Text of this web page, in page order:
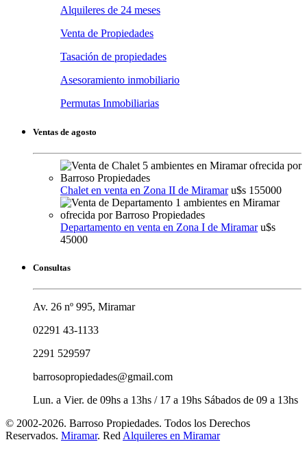
Alquileres de 24 meses
Venta de Propiedades
Tasación de propiedades
Asesoramiento inmobiliario
Permutas Inmobiliarias
Ventas de agosto
Chalet en venta en Zona II de Miramar u$s 155000
Departamento en venta en Zona I de Miramar u$s
45000
Consultas
Av. 26 nº 995, Miramar
02291 43-1133
2291 529597
barrosopropiedades@gmail.com
Lun. a Vier. de 09hs a 13hs / 17 a 19hs Sábados de 09 a 13hs
© 2002-2026. Barroso Propiedades. Todos los Derechos
Reservados. Miramar. Red Alquileres en Miramar